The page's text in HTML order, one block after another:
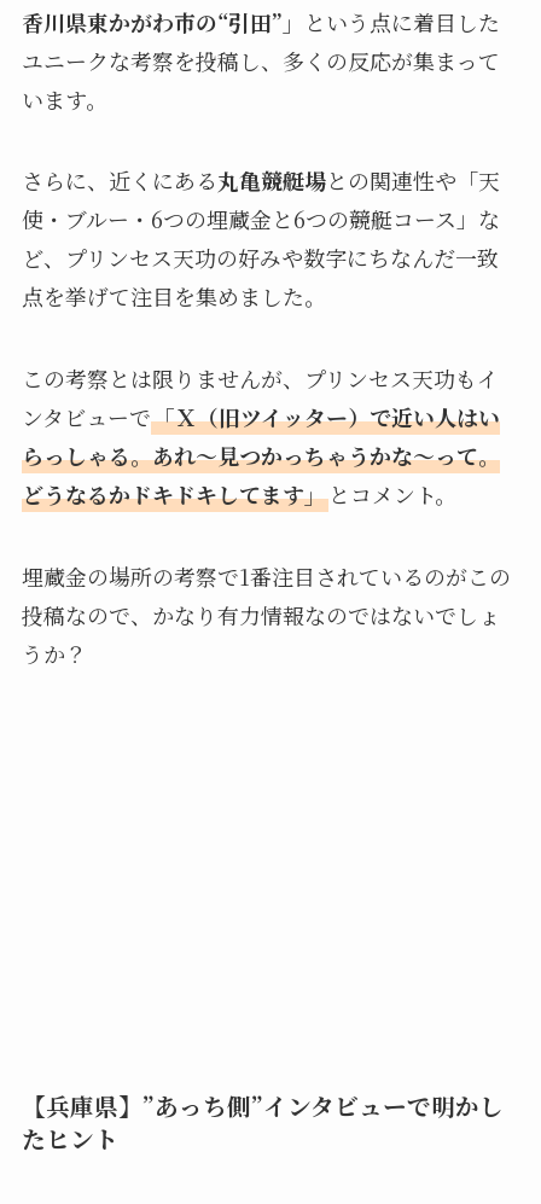
香川県東かがわ市の“引田”」
という点に着目した
ユニークな考察を投稿し、多くの反応が集まって
います。
さらに、近くにある丸亀競艇場との関連性や「天
使・ブルー・6つの埋蔵金と6つの競艇コース」な
ど、プリンセス天功の好みや数字にちなんだ一致
点を挙げて注目を集めました。
この考察とは限りませんが、プリンセス天功もイ
ンタビューで「Ｘ（旧ツイッター）で近い人はい
らっしゃる。あれ～見つかっちゃうかな～って。
どうなるかドキドキしてます」とコメント。
埋蔵金の場所の考察で1番注目されているのがこの
投稿なので、かなり有力情報なのではないでしょ
うか？
【兵庫県】”あっち側”インタビューで明かし
たヒント